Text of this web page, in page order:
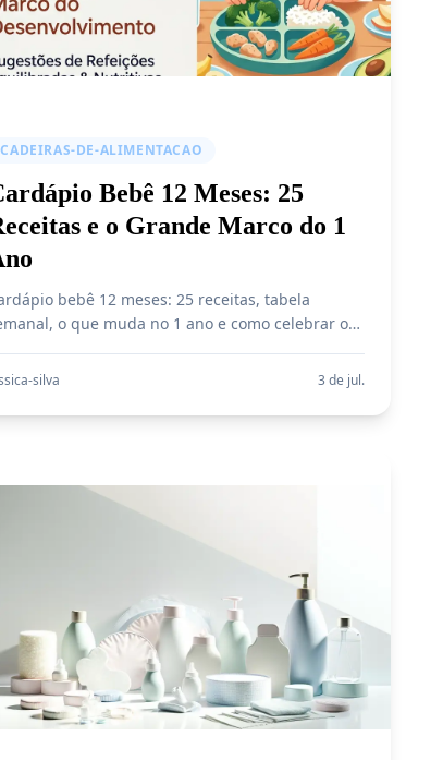
CADEIRAS-DE-ALIMENTACAO
Bebê 12 Meses: 25
e o Grande Marco do 1
bebê 12 meses: 25 receitas, tabela
o que muda no 1 ano e como celebrar o
silva 3 de jul.